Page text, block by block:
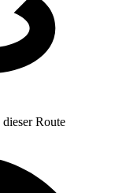
dieser Route